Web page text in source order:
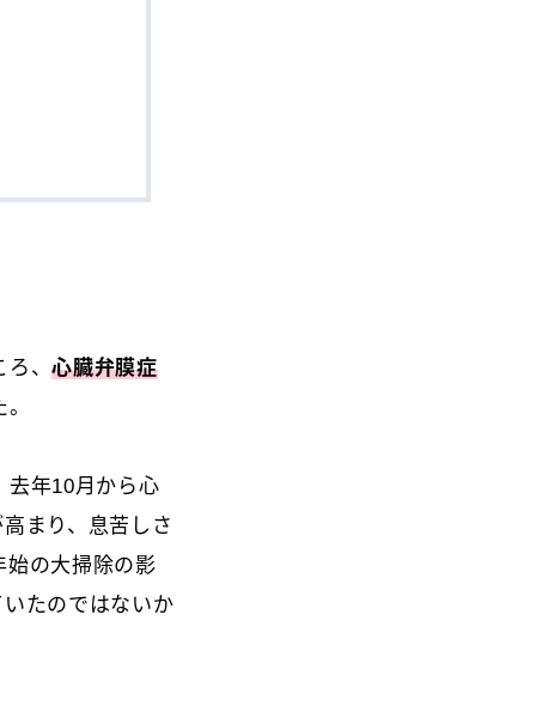
ろ、心臓弁膜症
去年10月から心
まり、息苦しさ
始の大掃除の影
たのではないか